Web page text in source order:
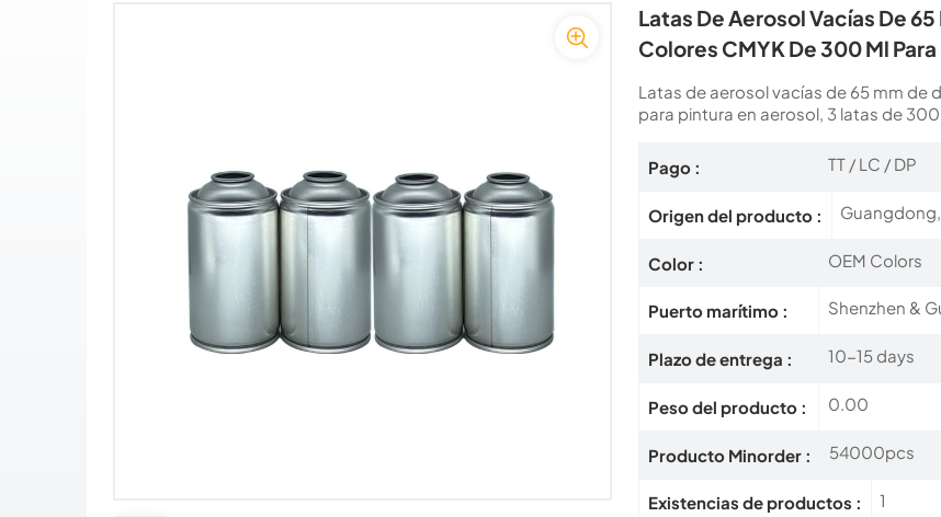
Latas De Aerosol Vacías De
Colores CMYK De 300 Ml
Latas de aerosol vacías de 65 mm de
para pintura en aerosol, 3 latas de 300
Pago : TT / LC / DP
Origen del producto :
Color : OEM Colors
Puerto marítimo : Shenzhen &
Plazo de entrega : 10-15 days
Peso del producto : 0.00
Producto Minorder : 54000pcs
Existencias de productos : 1